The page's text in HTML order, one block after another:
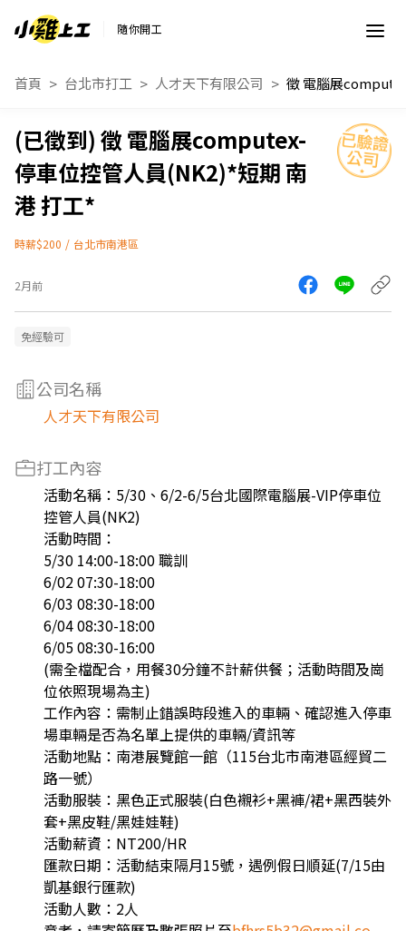
隨你開工
首頁 台北市打工 人才天下有限公司
徵 電腦展computex-
停車位控管人員(NK2)*短期 南
港 打工*
時薪$200 / 台北市南港區
2月前
免經驗可
公司名稱
人才天下有限公司
打工內容
活動名稱：5/30、6/2-6/5台北國際電腦展-VIP停車位
控管人員(NK2)
活動時間：
5/30 14:00-18:00 職訓
6/02 07:30-18:00
6/03 08:30-18:00
6/04 08:30-18:00
6/05 08:30-16:00
(需全檔配合，用餐30分鐘不計薪供餐；活動時間及崗
位依照現場為主)
工作內容：需制止錯誤時段進入的車輛、確認進入停車
場車輛是否為名單上提供的車輛/資訊等
活動地點：南港展覽館一館（115台北市南港區經貿二
路一號）
活動服裝：黑色正式服裝(白色襯衫+黑褲/裙+黑西裝外
套+黑皮鞋/黑娃娃鞋)
活動薪資：NT200/HR
匯款日期：活動結束隔月15號，遇例假日順延(7/15由
凱基銀行匯款)
活動人數：2人